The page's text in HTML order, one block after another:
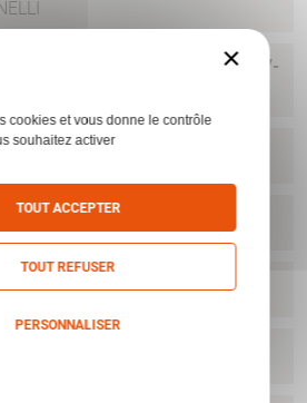
60MM CRIO (C) BENELLI
×
cookies et vous donne le contrôle
souhaitez activer
TOUT ACCEPTER
TOUT REFUSER
PERSONNALISER